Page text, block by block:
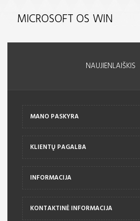
MICROSOFT OS WIN
NAUJIENLAIŠKIS
MANO PASKYRA
KLIENTŲ PAGALBA
INFORMACIJA
KONTAKTINĖ INFORMACIJA